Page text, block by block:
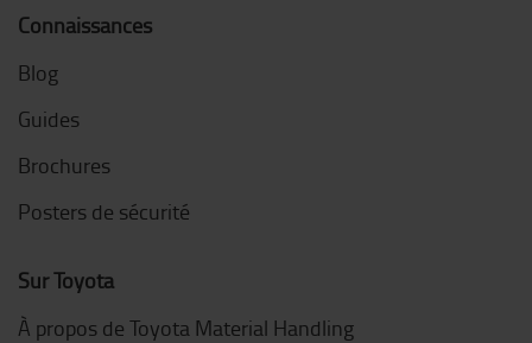
Connaissances
Blog
Guides
Brochures
Posters de sécurité
Sur Toyota
À propos de Toyota Material Handling